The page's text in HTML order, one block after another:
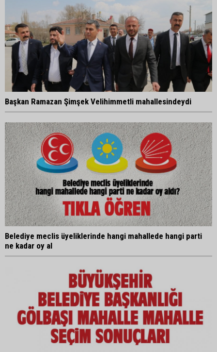
Başkan Ramazan Şimşek Velihimmetli mahallesindeydi
Belediye meclis üyeliklerinde hangi mahallede hangi parti
ne kadar oy al